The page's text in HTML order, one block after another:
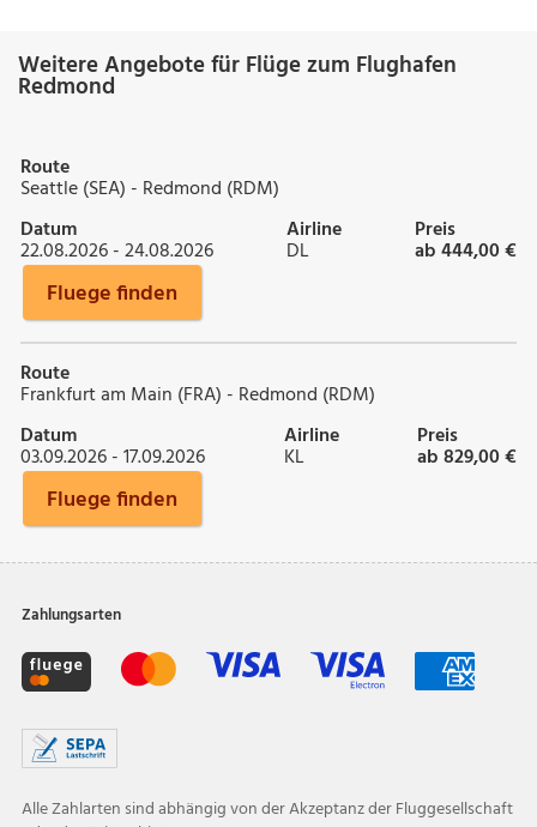
Weitere Angebote für Flüge zum Flughafen
Redmond
Route
Seattle (SEA) - Redmond (RDM)
Datum
22.08.2026 - 24.08.2026
Airline
DL
Preis
ab 444,00 €
Fluege finden
Route
Frankfurt am Main (FRA) - Redmond (RDM)
Datum
03.09.2026 - 17.09.2026
Airline
KL
Preis
ab 829,00 €
Fluege finden